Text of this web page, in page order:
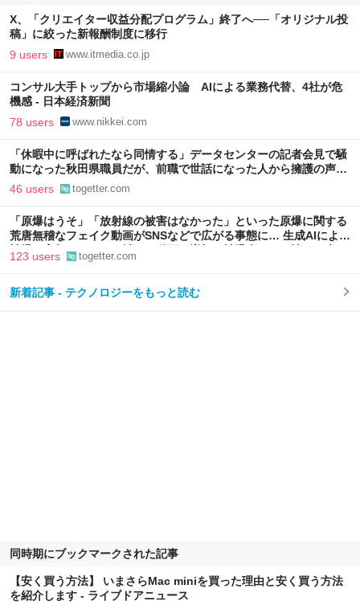
X、「クリエイター収益分配プログラム」終了へ──「オリジナル投
稿」に絞った新報酬制度に移行
9 users www.itmedia.co.jp
コンサル大手トップから市場縮小論 AIによる業務代替、4社が危
機感 - 日本経済新聞
78 users www.nikkei.com
「休暇中に呼ばれたなら同情する」データセンターの記者会見で騒
動になった秋田県職員だが、前職で世話になった人から擁護の声
「行政側として八面六臂の活躍をしたと思う」
46 users togetter.com
「原爆はうそ」「放射線の被害はなかった」といった原爆に関する
荒唐無稽なフェイク動画がSNSなどで広がる事態に… 生成AIによる
被爆の実相からはかけ離れた動画も増加、被爆者からは憤りの声も
123 users togetter.com
新着記事 - テクノロジーをもっと読む
同時期にブックマークされた記事
【安く買う方法】 いまさらMac miniを買った理由と安く買う方法
を紹介します - ライブドアニュース